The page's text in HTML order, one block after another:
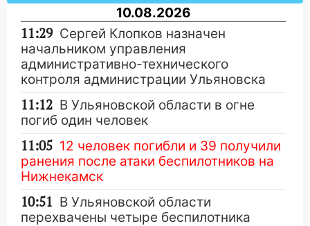
10.08.2026
11:29 Сергей Клопков назначен
начальником управления
административно-технического
контроля администрации Ульяновска
11:12 В Ульяновской области в огне
погиб один человек
11:05 12 человек погибли и 39 получили
ранения после атаки беспилотников на
Нижнекамск
10:51 В Ульяновской области
перехвачены четыре беспилотника